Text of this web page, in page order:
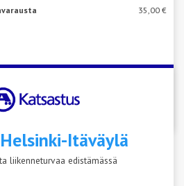
35,00 €
KATSASTUKSEEN
Helsinki-Itäväylä
liikenneturvaa edistämässä